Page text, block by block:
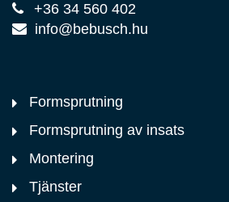
+36 34 560 402
info@bebusch.hu
Formsprutning
Formsprutning av insats
Montering
Tjänster